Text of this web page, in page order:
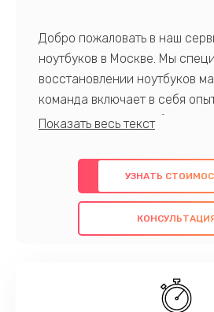
Добро пожаловать в наш
ноутбуков в Москве. Мы
восстановлении ноутбуков
команда включает в себя
профессионалов с
предлагаем быстрый и
использованием
также гарантируем качество
проведенных работ. Наша
наилучшим образом. Не
УЗНАТЬ